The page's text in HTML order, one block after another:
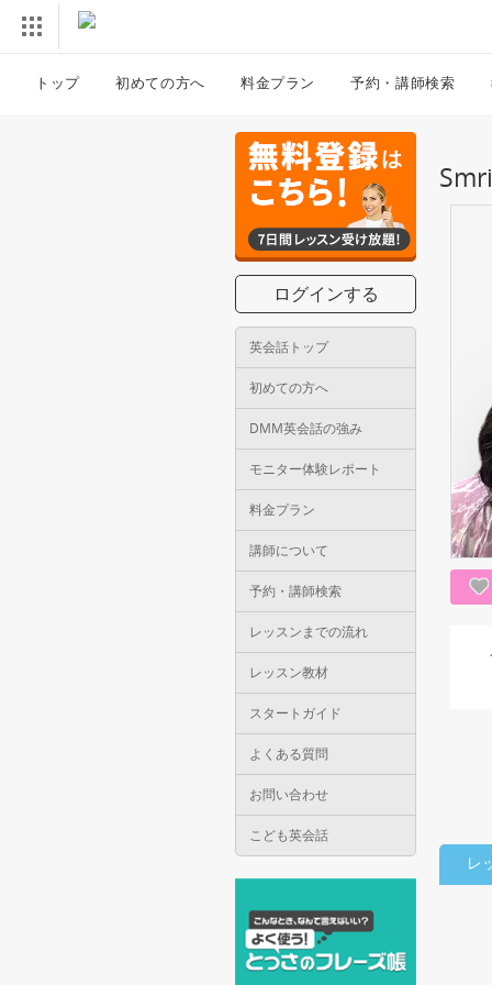
トップ 初めての方へ 料金プラン 予約・講師検索
ログインする
英会話トップ
初めての方へ
DMM英会話の強み
モニター体験レポート
料金プラン
講師について
予約・講師検索
レッスンまでの流れ
レッスン教材
スタートガイド
よくある質問
お問い合わせ
こども英会話
レ